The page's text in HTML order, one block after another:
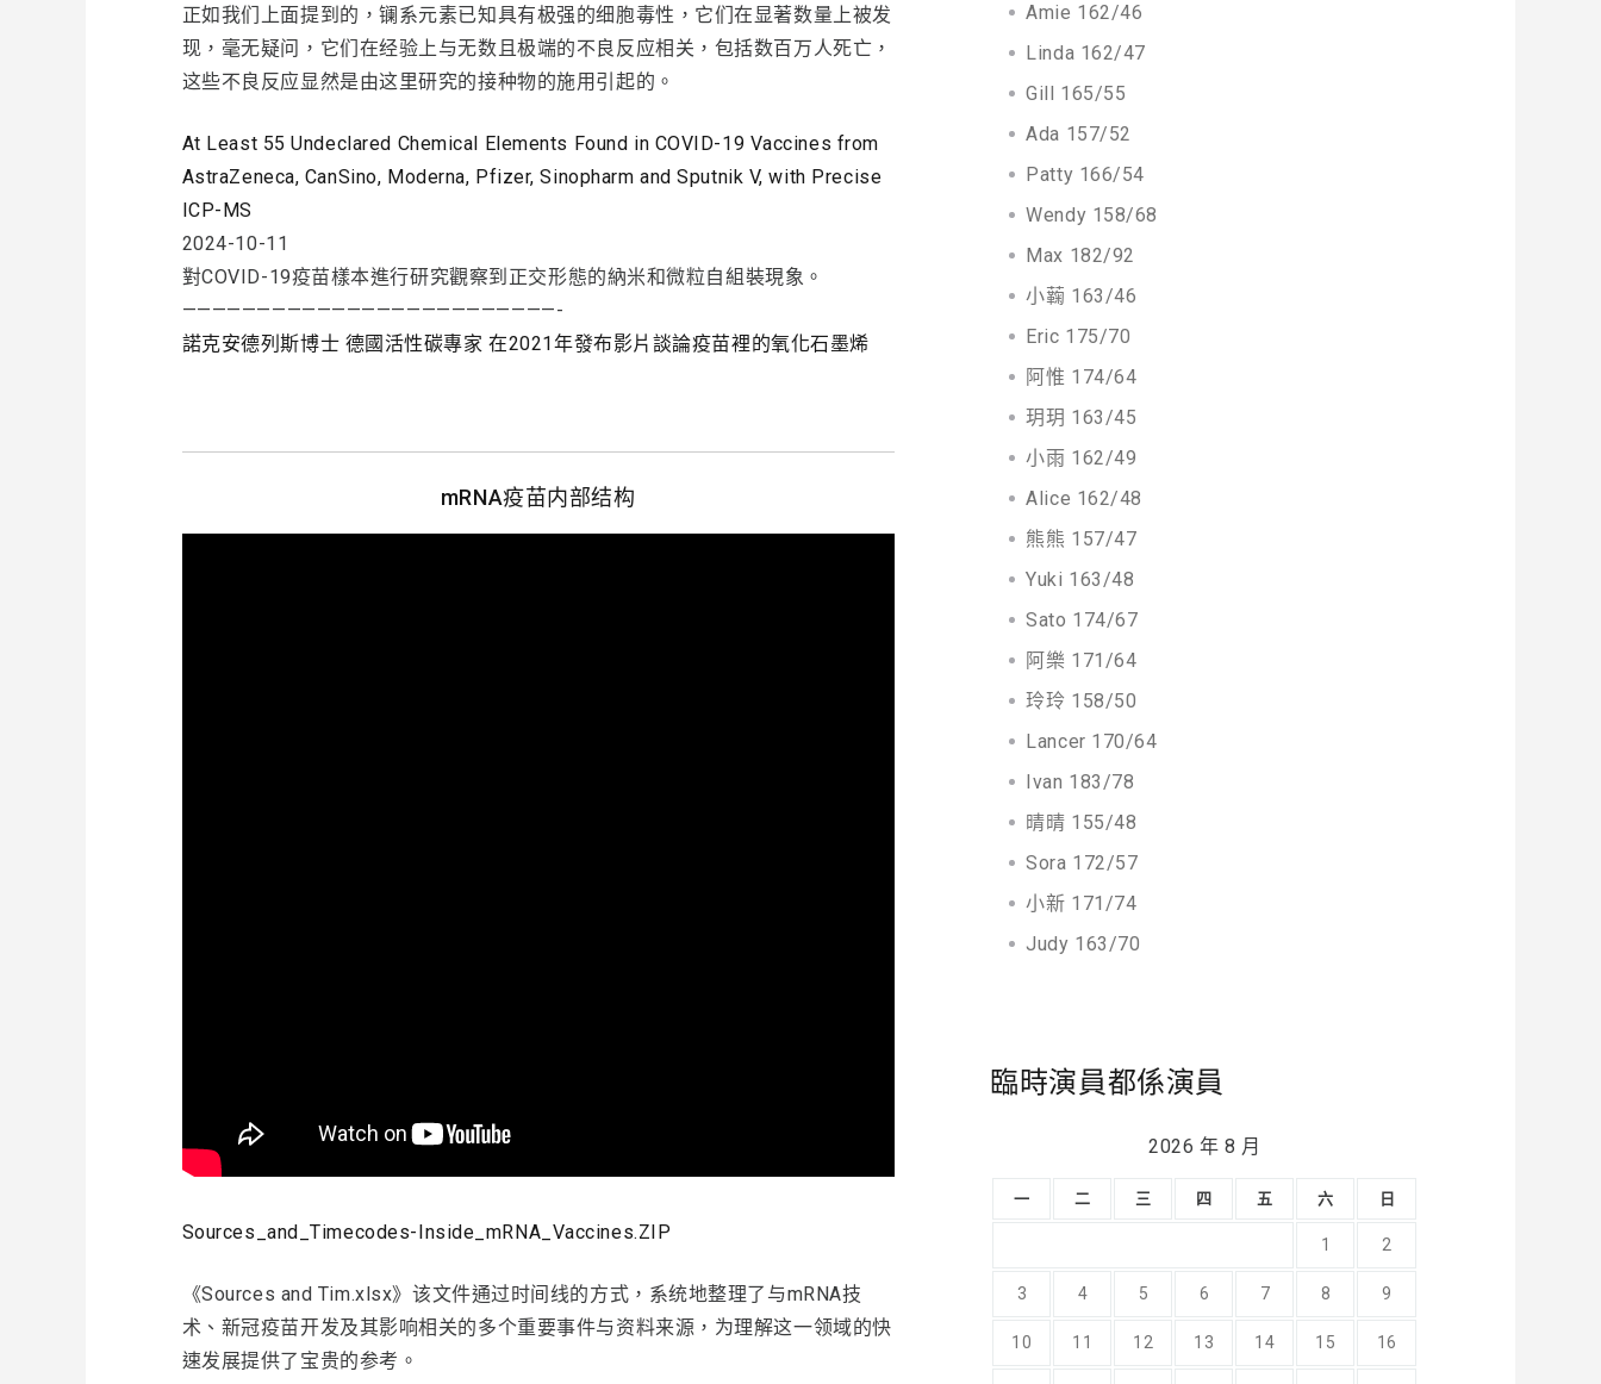
正如我们上面提到的，镧系元素已知具有极强的细胞毒性，它们在显著数量上被发
现，毫无疑问，它们在经验上与无数且极端的不良反应相关，包括数百万人死亡，
这些不良反应显然是由这里研究的接种物的施用引起的。
At Least 55 Undeclared Chemical Elements Found in COVID-19 Vaccines from
AstraZeneca, CanSino, Moderna, Pfizer, Sinopharm and Sputnik V, with Precise
ICP-MS
2024-10-11
對COVID-19疫苗樣本進行研究觀察到正交形態的納米和微粒自組裝現象。
—————————————————————————-
諾克安德列斯博士 德國活性碳專家 在2021年發布影片談論疫苗裡的氧化石墨烯
mRNA疫苗内部结构
Sources_and_Timecodes-Inside_mRNA_Vaccines.ZIP
《Sources and Tim.xlsx》该文件通过时间线的方式，系统地整理了与mRNA技
术、新冠疫苗开发及其影响相关的多个重要事件与资料来源，为理解这一领域的快
速发展提供了宝贵的参考。
Amie 162/46
Linda 162/47
Gill 165/55
Ada 157/52
Patty 166/54
Wendy 158/68
Max 182/92
小蘜 163/46
Eric 175/70
阿惟 174/64
玥玥 163/45
小雨 162/49
Alice 162/48
熊熊 157/47
Yuki 163/48
Sato 174/67
阿樂 171/64
玲玲 158/50
Lancer 170/64
Ivan 183/78
晴晴 155/48
Sora 172/57
小新 171/74
Judy 163/70
臨時演員都係演員
2026 年 8 月
一 二 三 四 五 六 日
1 2
3 4 5 6 7 8 9
10 11 12 13 14 15 16